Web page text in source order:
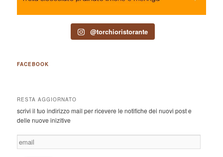
@torchioristorante
FACEBOOK
RESTA AGGIORNATO
scrivi il tuo indirizzo mail per ricevere le notifiche dei nuovi post e
delle nuove inizitive
email